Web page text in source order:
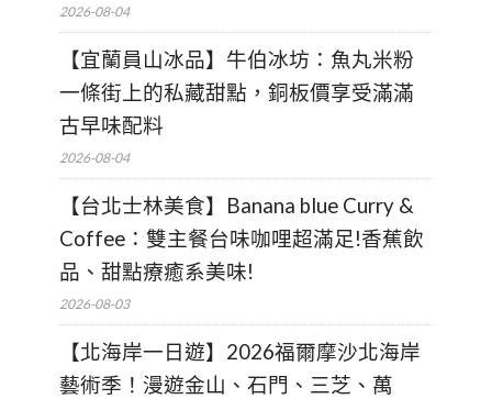
2026-08-04
【宜蘭員山冰品】牛伯冰坊：魚丸米粉
一條街上的私藏甜點，銅板價享受滿滿
古早味配料
2026-08-04
【台北士林美食】Banana blue Curry &
Coffee：雙主餐台味咖哩超滿足!香蕉飲
品、甜點療癒系美味!
2026-08-03
【北海岸一日遊】2026福爾摩沙北海岸
藝術季！漫遊金山、石門、三芝、萬